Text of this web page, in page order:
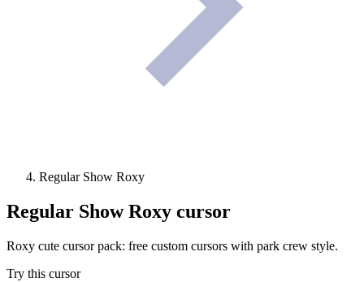
Regular Show Roxy
Regular Show Roxy cursor
Roxy cute cursor pack: free custom cursors with park crew style.
Try this cursor